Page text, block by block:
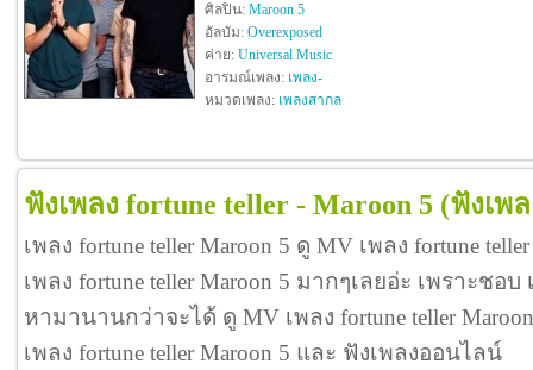
ศิลปิน: Maroon 5
อัลบัม: Overexposed
ค่าย: Universal Music
อารมณ์เพลง: เพลง-
หมวดเพลง: เพลงสากล
ฟังเพลง fortune teller - Maroon 5 (ฟังเพ
เพลง fortune teller Maroon 5 ดู MV เพลง fortune
เพลง fortune teller Maroon 5 มากๆเลยอ่ะ เพราะชอบ
หามานานกว่าจะได้ ดู MV เพลง fortune teller
เพลง fortune teller Maroon 5 และ ฟังเพลงออนไลน์